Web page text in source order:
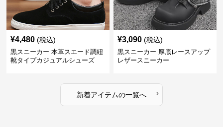
¥4,480 (税込)
黒スニーカー 本革スエード調紐
靴タイプカジュアルシューズ
¥3,090 (税込)
黒スニーカー 厚底レースアップ
レザースニーカー
新着アイテムの一覧へ ›